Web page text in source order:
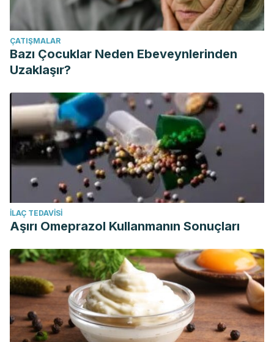
ÇATIŞMALAR
Bazı Çocuklar Neden Ebeveynlerinden
Uzaklaşır?
İLAÇ TEDAVISI
Aşırı Omeprazol Kullanmanın Sonuçları